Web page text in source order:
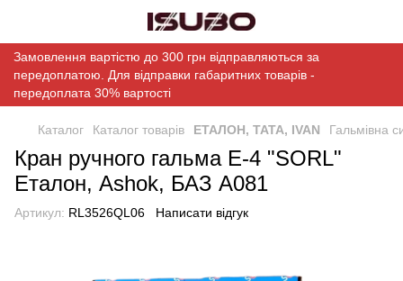
Замовлення вартістю до 300 грн відправляються за
передоплатою. Для відправки габаритних товарів -
передоплата 30% вартості
Каталог Каталог товарів ЕТАЛОН, ТАТА, IVAN Гальмівна
Кран ручного гальма Е-4 "SORL"
Еталон, Ashok, БАЗ А081
Артикул: RL3526QL06 Написати відгук